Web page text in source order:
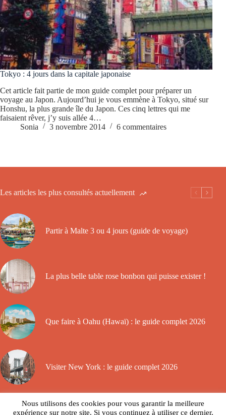
Tokyo : 4 jours dans la capitale japonaise
Cet article fait partie de mon guide complet pour préparer un
voyage au Japon. Aujourd’hui je vous emmène à Tokyo, situé sur
Honshu, la plus grande île du Japon. Ces cinq lettres qui me
faisaient rêver, j’y suis allée 4…
Sonia
3 novembre 2014 6 commentaires
Les articles les plus consultés actuellement
Partir à Malte 3 ou 4 jours (guide de voyage)
La plus belle table rose bonbon qui puisse exister !
Que faire à Oahu (Hawaï) : le guide complet 2026
Visiter New York : le guide complet 2026
A propos
Nous utilisons des cookies pour vous garantir la meilleure
expérience sur notre site. Si vous continuez à utiliser ce dernier,